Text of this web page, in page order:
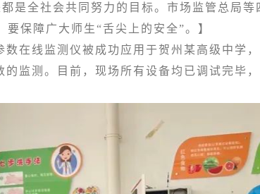
全社会共同努力的目标。市场监管总局等
保障广大师生“舌尖上的安全”。】
线监测仪被成功应用于贺州某高级中学，
监测。目前，现场所有设备均已调试完毕，